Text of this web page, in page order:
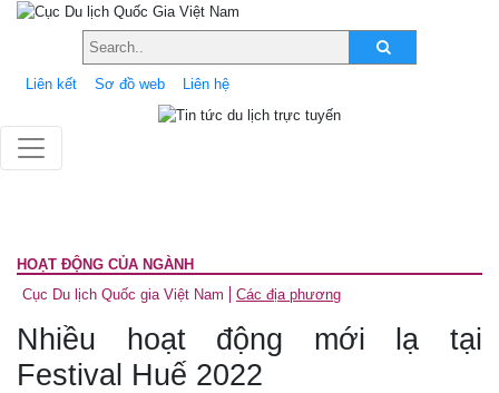
Liên kết Sơ đồ web Liên hệ
HOẠT ĐỘNG CỦA NGÀNH
Cục Du lịch Quốc gia Việt Nam
Các địa phương
Nhiều hoạt động mới lạ tại
Festival Huế 2022